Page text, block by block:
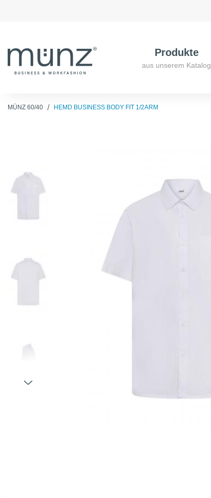
Produkte
aus unserem Katalog
MÜNZ 60/40 HEMD BUSINESS BODY FIT 1/2ARM